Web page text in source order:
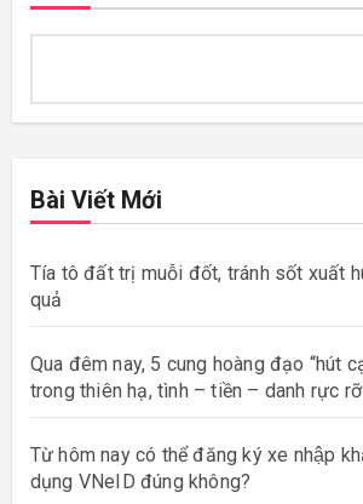
Bài Viết Mới
Tía tô đất trị muỗi đốt, tránh sốt xuất
quả
Qua đêm nay, 5 cung hoàng đạo “hút
trong thiên hạ, tình – tiền – danh rực
Từ hôm nay có thể đăng ký xe nhập
dụng VNeID đúng không?